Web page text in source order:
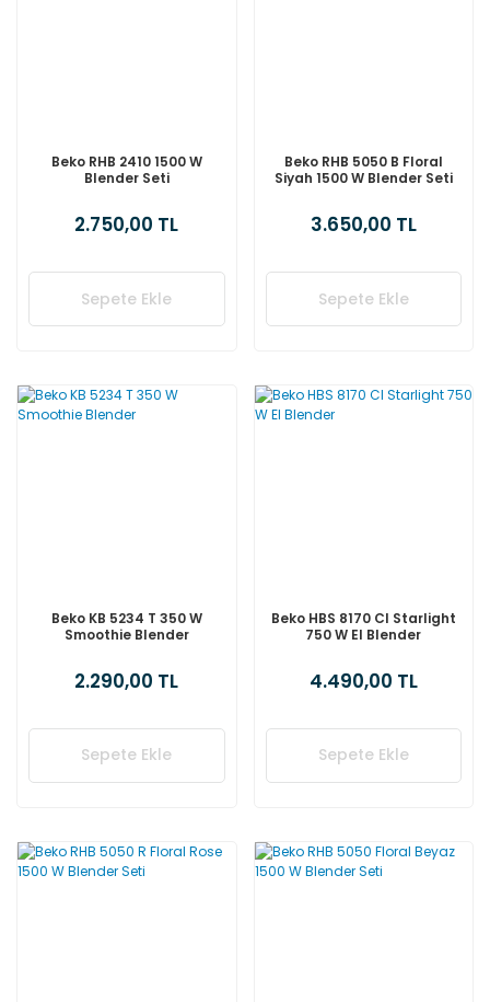
Beko RHB 2410 1500 W
Blender Seti
2.750,00 TL
Sepete Ekle
Beko RHB 5050 B Floral
Siyah 1500 W Blender Seti
3.650,00 TL
Sepete Ekle
Beko KB 5234 T 350 W
Smoothie Blender
2.290,00 TL
Sepete Ekle
Beko HBS 8170 CI Starlight
750 W El Blender
4.490,00 TL
Sepete Ekle